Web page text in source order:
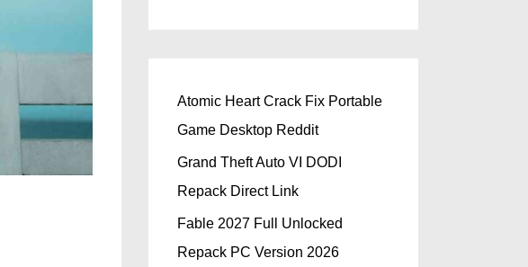
Atomic Heart Crack Fix Portable
Game Desktop Reddit
Grand Theft Auto VI DODI
Repack Direct Link
Fable 2027 Full Unlocked
Repack PC Version 2026